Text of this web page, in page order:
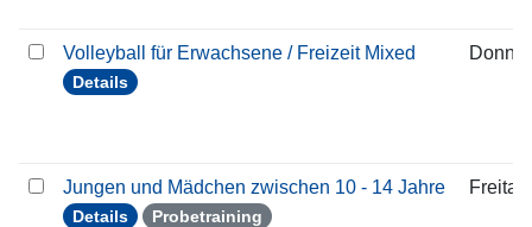
Volleyball für Erwachsene / Freizeit Mixed
Details
Jungen und Mädchen zwischen 10 - 14 Jahre
Details Probetraining
Freitag